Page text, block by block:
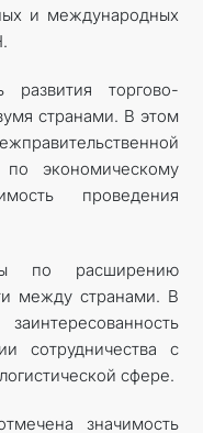
и международных
развития торгово-
странами. В этом
по экономическому
проведения
по расширению
между странами. В
сотрудничества с
сфере.
значимость